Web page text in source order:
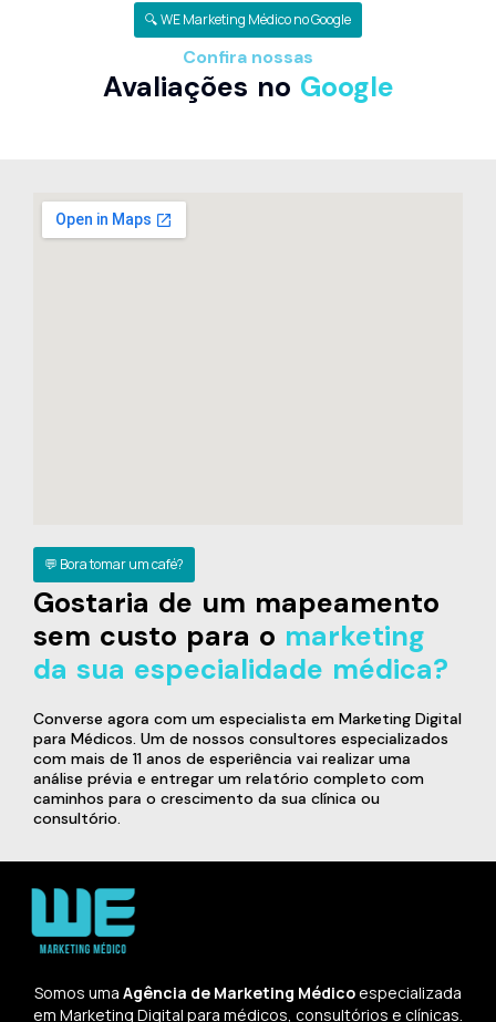
🔍 WE Marketing Médico no Google
Confira nossas
Avaliações no Google
💬 Bora tomar um café?
Gostaria de um mapeamento
sem custo para o marketing
da sua especialidade médica?
Converse agora com um especialista em Marketing Digital
para Médicos. Um de nossos consultores especializados
com mais de 11 anos de esperiência vai realizar uma
análise prévia e entregar um relatório completo com
caminhos para o crescimento da sua clínica ou
consultório.
Somos uma Agência de Marketing Médicoespecializada
em Marketing Digital para médicos, consultórios e clínicas.